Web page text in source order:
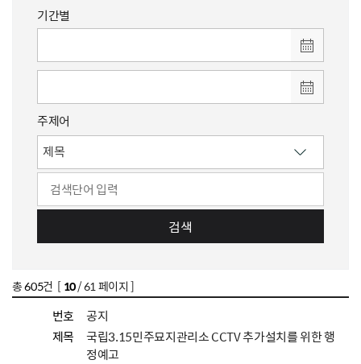
기간별
주제어
검색
총605건 [ 10/ 61 페이지 ]
번호
공지
제목
국립3.15민주묘지관리소 CCTV 추가설치를 위한 행
정예고